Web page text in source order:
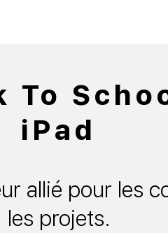
To
iPad
allié pour les
les projets.